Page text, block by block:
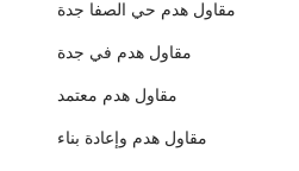
مقاول هدم حي الصفا جدة
مقاول هدم في جدة
مقاول هدم معتمد
مقاول هدم وإعادة بناء